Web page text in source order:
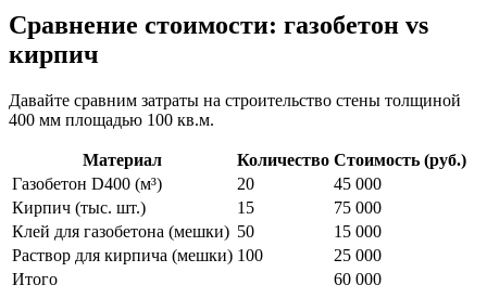
Сравнение стоимости: газобетон vs
кирпич
Давайте сравним затраты на строительство стены толщиной
400 мм площадью 100 кв.м.
Материал Количество Стоимость (руб.)
Газобетон D400 (м³)
20
45 000
Кирпич (тыс. шт.)
15
75 000
Клей для газобетона (мешки) 50
15 000
Раствор для кирпича (мешки) 100
25 000
Итого
60 000